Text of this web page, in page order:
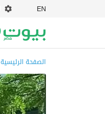
EN
الصفحة الرئيسية